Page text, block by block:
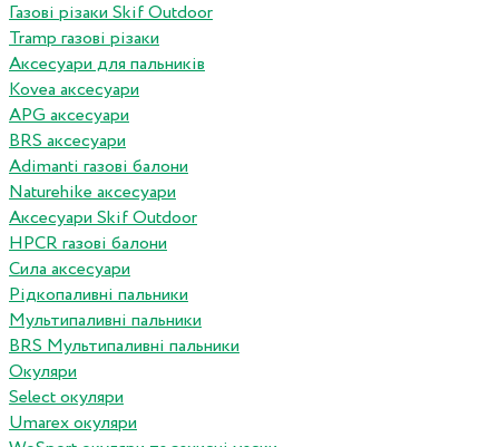
Газові різаки Skif Outdoor
Tramp газові різаки
Аксесуари для пальників
Kovea аксесуари
APG аксесуари
BRS аксесуари
Adimanti газові балони
Naturehike аксесуари
Аксесуари Skif Outdoor
HPCR газові балони
Сила аксесуари
Рідкопаливні пальники
Мультипаливні пальники
BRS Мультипаливні пальники
Окуляри
Select окуляри
Umarex окуляри